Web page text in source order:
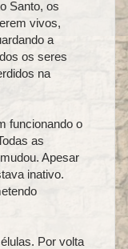
Santo, os
vivos,
a
os seres
na
funcionando o
as
Apesar
inativo.
Por volta